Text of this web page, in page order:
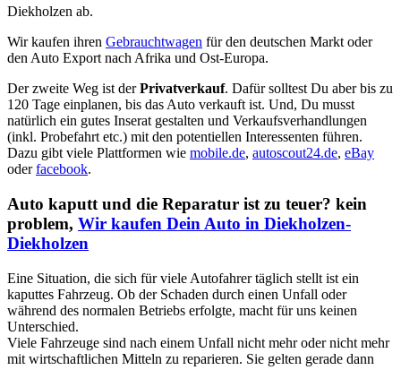
Diekholzen ab.
Wir kaufen ihren Gebrauchtwagen für den deutschen Markt oder
den Auto Export nach Afrika und Ost-Europa.
Der zweite Weg ist derPrivatverkauf. Dafür solltest Du aber bis zu
120 Tage einplanen, bis das Auto verkauft ist. Und, Du musst
natürlich ein gutes Inserat gestalten und Verkaufsverhandlungen
(inkl. Probefahrt etc.) mit den potentiellen Interessenten führen.
Dazu gibt viele Plattformen wie mobile.de, autoscout24.de, eBay
oderfacebook.
Auto kaputt und die Reparatur ist zu teuer? kein
problem, Wir kaufen Dein Auto in Diekholzen-
Diekholzen
Eine Situation, die sich für viele Autofahrer täglich stellt ist ein
kaputtes Fahrzeug. Ob der Schaden durch einen Unfall oder
während des normalen Betriebs erfolgte, macht für uns keinen
Unterschied.
Viele Fahrzeuge sind nach einem Unfall nicht mehr oder nicht mehr
mit wirtschaftlichen Mitteln zu reparieren. Sie gelten gerade dann